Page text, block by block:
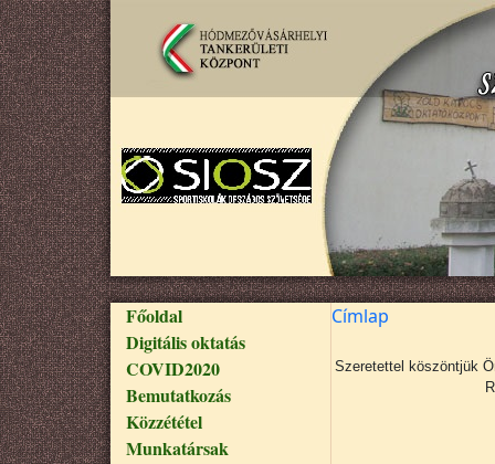
Ugrás a tartalomra
Fő navigáció
Főoldal
Digitális oktatás
COVID2020
Bemutatkozás
Közzététel
Munkatársak
Címlap
Szeretettel köszöntjük